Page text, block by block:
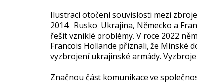
Ilustrací otočení souvislosti mezi
2014. Rusko, Ukrajina, Německo a
řešit vzniklé problémy. V roce 2022
Francois Hollande přiznali, že Minské
vyzbrojení ukrajinské armády.
Značnou část komunikace ve